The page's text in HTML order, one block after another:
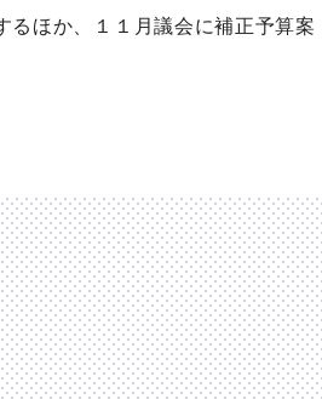
ほか、１１月議会に補正予算案